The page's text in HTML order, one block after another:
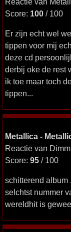
Score: 100 / 100
Er zijn echt wel
tippen voor mij
deze cd
derbij oke de rest
ik toe maar toch
tippen...
Metallica -
Reactie van
Score: 95 / 100
schitterend album
selchtst nummer
wereldhit is